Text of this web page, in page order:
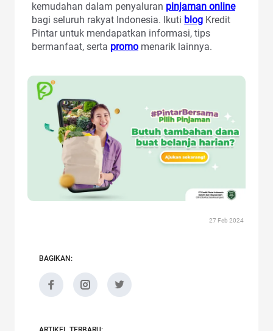
kemudahan dalam penyaluran pinjaman online
bagi seluruh rakyat Indonesia. Ikuti blog Kredit
Pintar untuk mendapatkan informasi, tips
bermanfaat, serta promo menarik lainnya.
27 Feb 2024
BAGIKAN: